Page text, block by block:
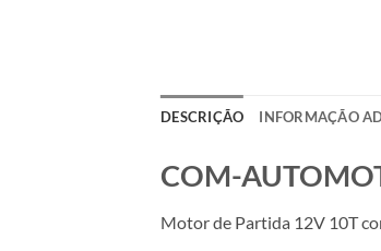
DESCRIÇÃO INFORMAÇÃO
COM-
Motor de Partida 12V 10T